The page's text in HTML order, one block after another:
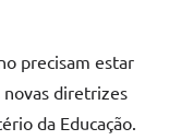
precisam estar
novas diretrizes
da Educação.